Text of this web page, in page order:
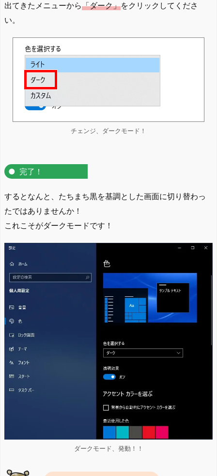
出てきたメニューから「ダーク」をクリックしてくださ
い。
チェンジ、ダークモード！
完了！
するとなんと、たちまち黒を基調とした画面に切り替わっ
たではありませんか！
これこそがダークモードです！
ダークモード、発動！！